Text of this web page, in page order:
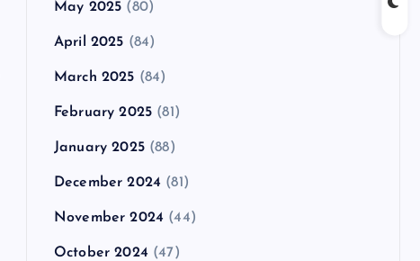
May 2025 (80)
April 2025 (84)
March 2025 (84)
February 2025 (81)
January 2025(88)
December 2024 (81)
November 2024 (44)
October 2024 (47)